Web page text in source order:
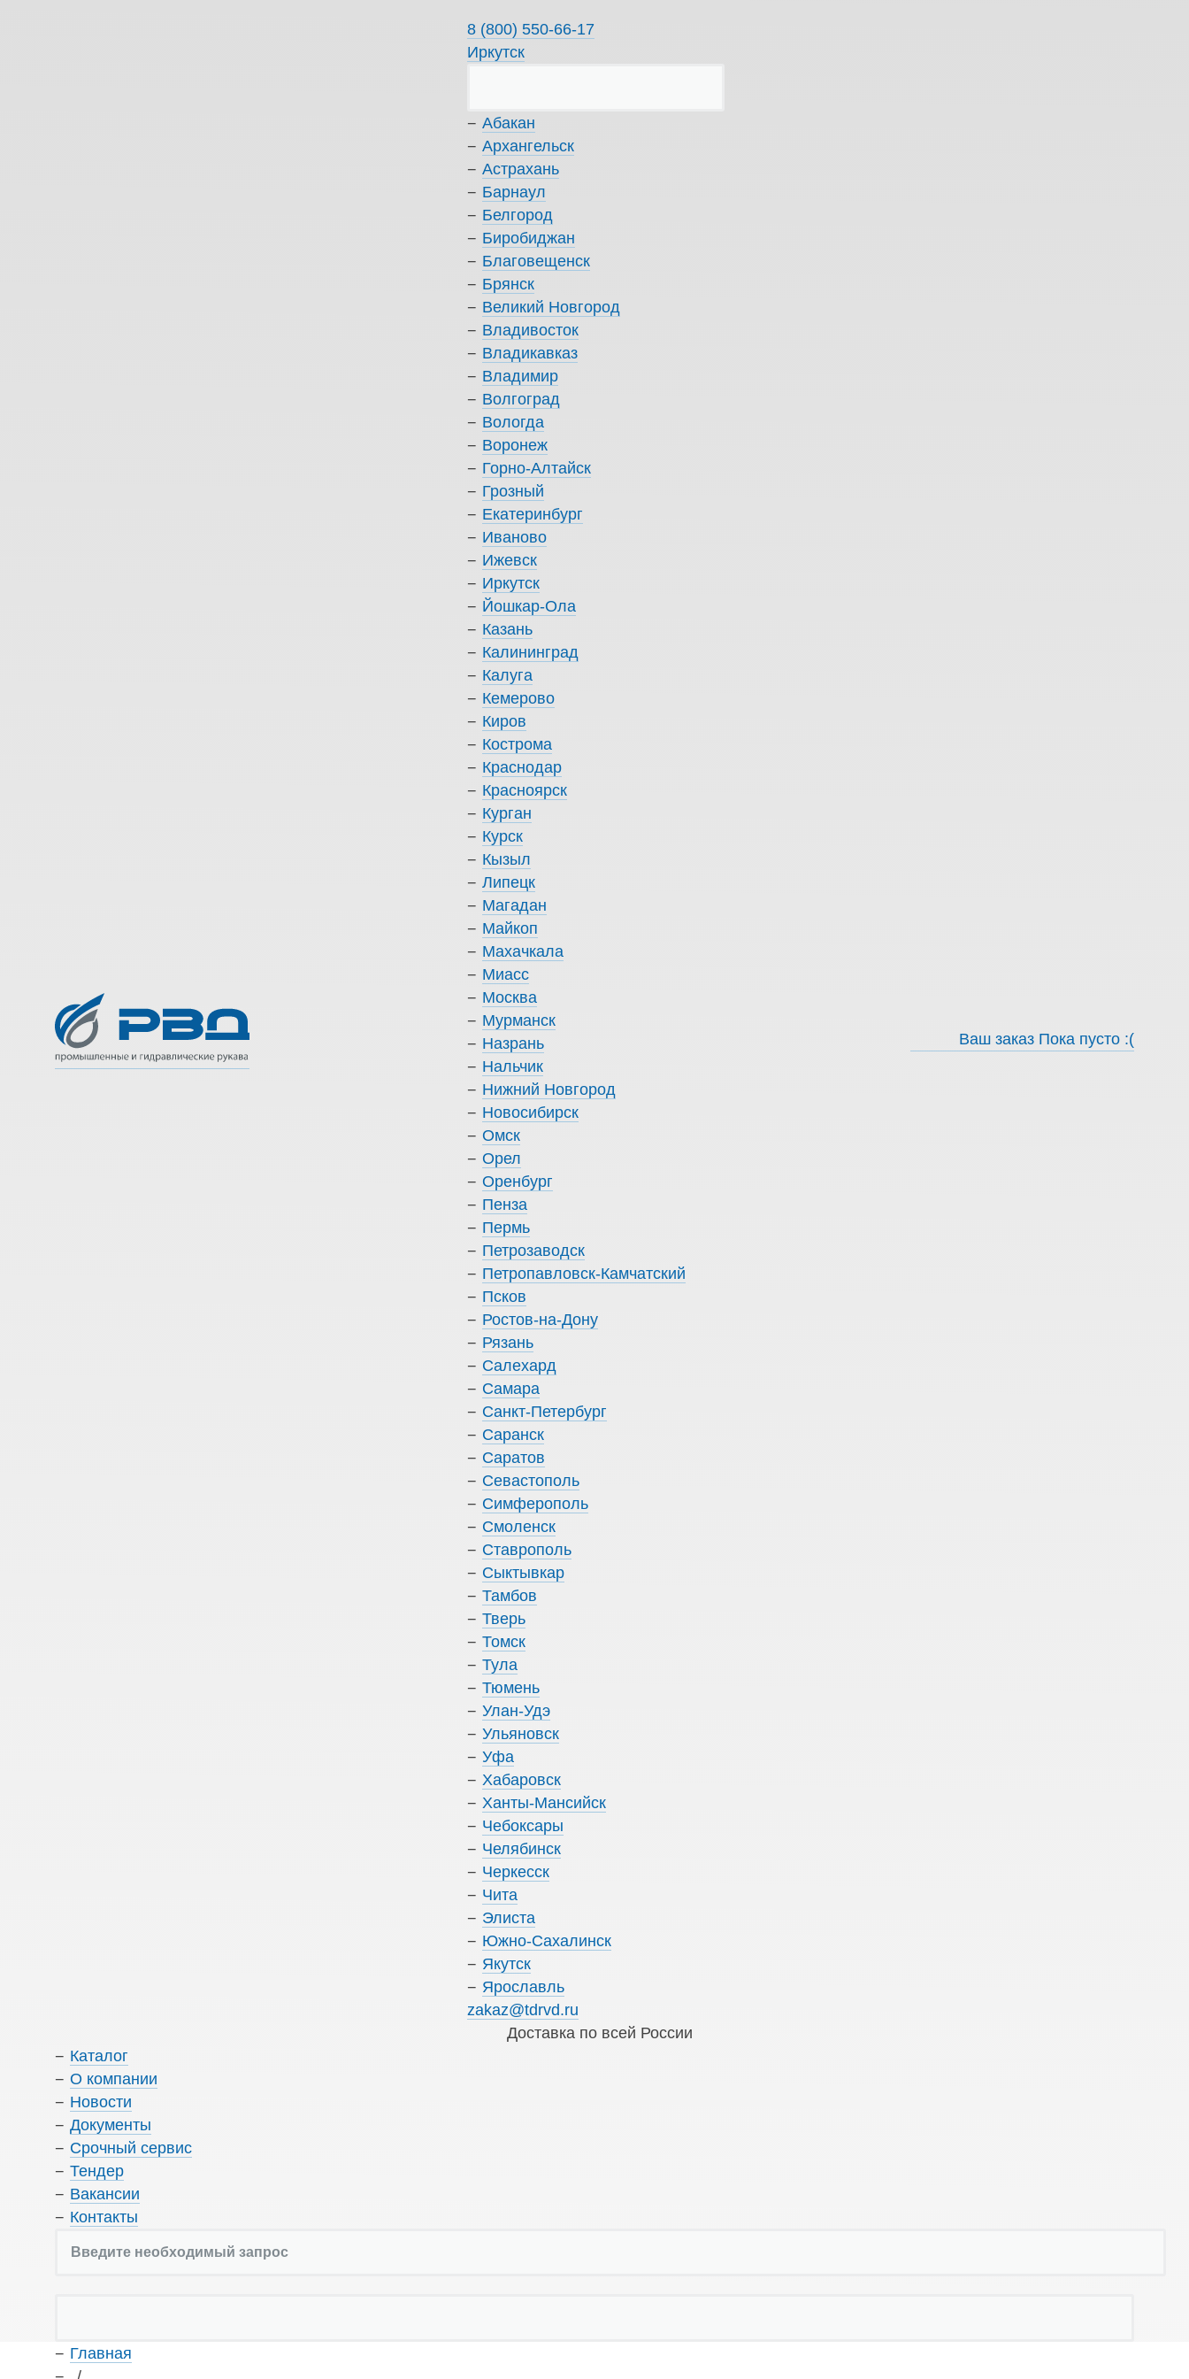
8 (800) 550-66-17
Иркутск
Абакан
Архангельск
Астрахань
Барнаул
Белгород
Биробиджан
Благовещенск
Брянск
Великий Новгород
Владивосток
Владикавказ
Владимир
Волгоград
Вологда
Воронеж
Горно-Алтайск
Грозный
Екатеринбург
Иваново
Ижевск
Иркутск
Йошкар-Ола
Казань
Калининград
Калуга
Кемерово
Киров
Кострома
Краснодар
Красноярск
Курган
Курск
Кызыл
Липецк
Магадан
Майкоп
Махачкала
Миасс
Москва
Мурманск
Назрань
Нальчик
Нижний Новгород
Новосибирск
Омск
Орел
Оренбург
Пенза
Пермь
Петрозаводск
Петропавловск-Камчатский
Псков
Ростов-на-Дону
Рязань
Салехард
Самара
Санкт-Петербург
Саранск
Саратов
Севастополь
Симферополь
Смоленск
Ставрополь
Сыктывкар
Тамбов
Тверь
Томск
Тула
Тюмень
Улан-Удэ
Ульяновск
Уфа
Хабаровск
Ханты-Мансийск
Чебоксары
Челябинск
Черкесск
Чита
Элиста
Южно-Сахалинск
Якутск
Ярославль
zakaz@tdrvd.ru
Доставка по всей России
Ваш заказ Пока пусто :(
Каталог
О компании
Новости
Документы
Срочный сервис
Тендер
Вакансии
Контакты
Главная